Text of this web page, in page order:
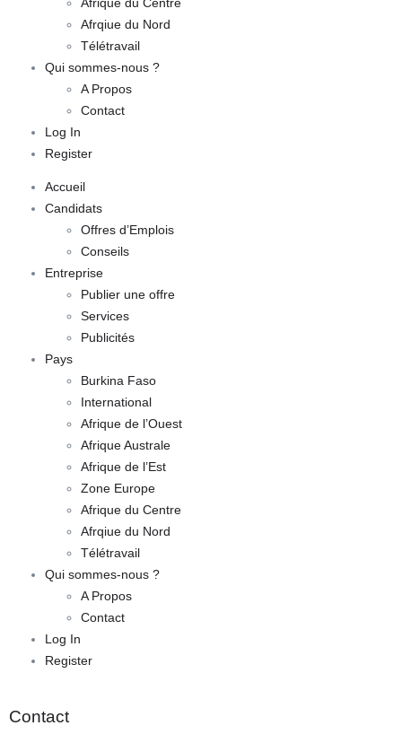
Afrqiue du Nord
Télétravail
Qui sommes-nous ?
A Propos
Contact
Log In
Register
Accueil
Candidats
Offres d’Emplois
Conseils
Entreprise
Publier une offre
Services
Publicités
Pays
Burkina Faso
International
Afrique de l’Ouest
Afrique Australe
Afrique de l’Est
Zone Europe
Afrique du Centre
Afrqiue du Nord
Télétravail
Qui sommes-nous ?
A Propos
Contact
Log In
Register
Contact